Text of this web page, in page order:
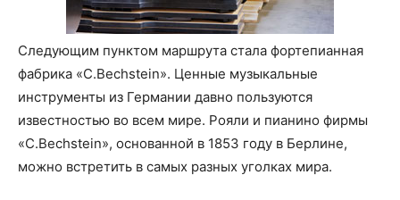
Следующим пунктом маршрута стала фортепианная
фабрика «C.Bechstein». Ценные музыкальные
инструменты из Германии давно пользуются
известностью во всем мире. Рояли и пианино фирмы
«C.Bechstein», основанной в 1853 году в Берлине,
можно встретить в самых разных уголках мира.